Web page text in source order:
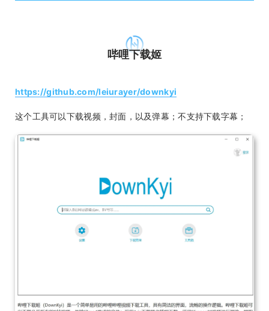
哔哩下载姬
https://github.com/leiurayer/downkyi
这个工具可以下载视频，封面，以及弹幕；不支持下载字幕；